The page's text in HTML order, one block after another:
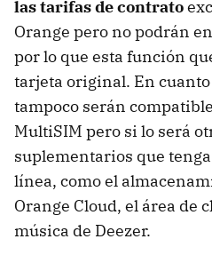
las tarifas de contrato
Orange pero no podrán
por lo que esta función
tarjeta original. En
tampoco serán
MultiSIM pero si lo será
suplementarios que
línea, como el
Orange Cloud, el área de
música de Deezer.